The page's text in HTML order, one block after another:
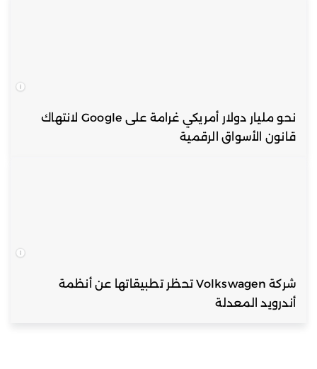
نحو مليار دولار أمريكي غرامة على Google لانتهاك
قانون الأسواق الرقمية
شركة Volkswagen تحظر تطبيقاتها عن أنظمة
أندرويد المعدلة